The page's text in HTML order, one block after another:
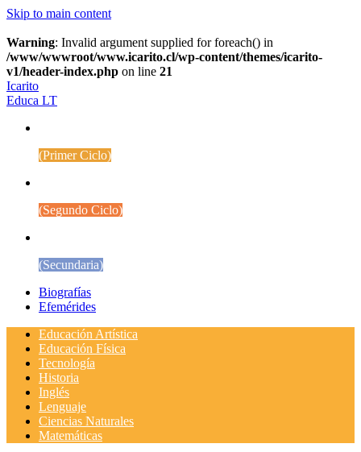
Skip to main content
Warning: Invalid argument supplied for foreach() in
/www/wwwroot/www.icarito.cl/wp-content/themes/icarito-
v1/header-index.php on line 21
Icarito
Educa LT
(Primer Ciclo)
(Segundo Ciclo)
(Secundaria)
Biografías
Efemérides
Educación Artística
Educación Física
Tecnología
Historia
Inglés
Lenguaje
Ciencias Naturales
Matemáticas